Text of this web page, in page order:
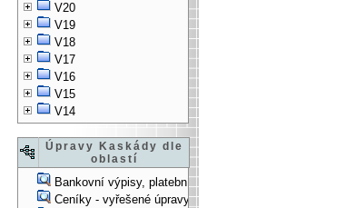
V20
V19
V18
V17
V16
V15
V14
Úpravy Kaskády dle
oblastí
Bankovní výpisy, platební příkazy - vyřešené úpravy
Ceníky - vyřešené úpravy